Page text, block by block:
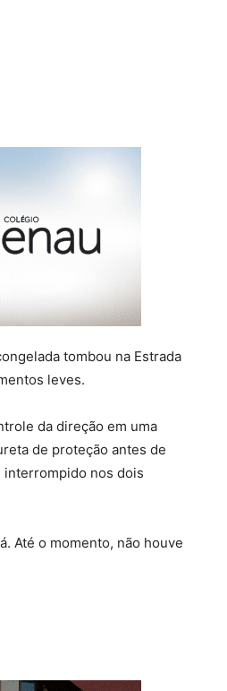
tombou na Estrada
leves.
da direção em uma
de proteção antes de
interrompido nos dois
Até o momento, não houve